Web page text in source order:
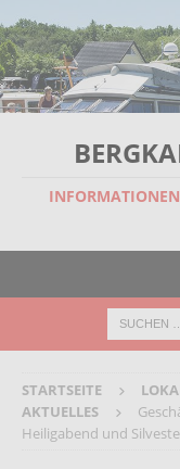
STARTSEITE
AKTUELLES
Heiligabend und